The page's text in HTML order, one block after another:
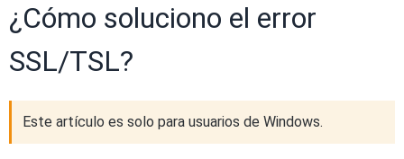
¿Cómo soluciono el error
SSL/TSL?
Este artículo es solo para usuarios de Windows.